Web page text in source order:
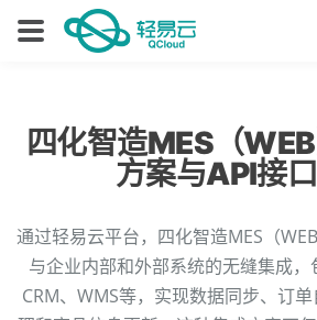
四化智造MES（
方案与API接
通过轻易云平台，四化智造MES（
与企业内部和外部系统的无缝集成，
CRM、WMS等，实现数据同步、订